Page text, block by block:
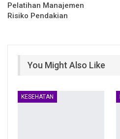
Pelatihan Manajemen
Risiko Pendakian
You Might Also Like
KESEHATAN